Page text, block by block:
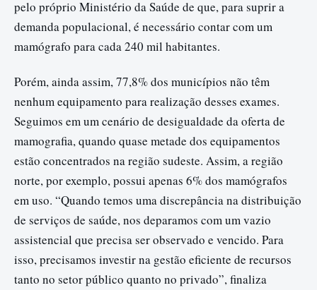
pelo próprio Ministério da Saúde de que, para suprir a
demanda populacional, é necessário contar com um
mamógrafo para cada 240 mil habitantes.
Porém, ainda assim, 77,8% dos municípios não têm
nenhum equipamento para realização desses exames.
Seguimos em um cenário de desigualdade da oferta de
mamografia, quando quase metade dos equipamentos
estão concentrados na região sudeste. Assim, a região
norte, por exemplo, possui apenas 6% dos mamógrafos
em uso. “Quando temos uma discrepância na distribuição
de serviços de saúde, nos deparamos com um vazio
assistencial que precisa ser observado e vencido. Para
isso, precisamos investir na gestão eficiente de recursos
tanto no setor público quanto no privado”, finaliza